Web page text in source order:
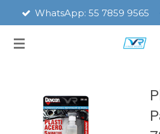
contenido
WhatsApp: 55 7859 9565